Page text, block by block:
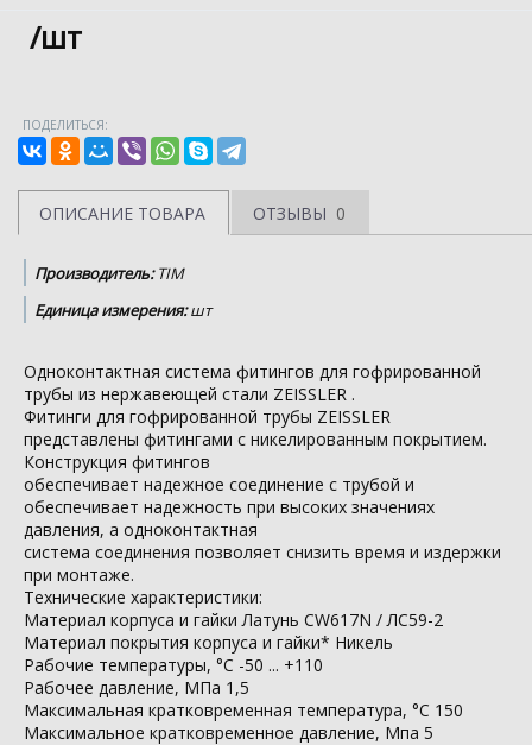
/шт
ПОДЕЛИТЬСЯ:
ОПИСАНИЕ ТОВАРА ОТЗЫВЫ 0
Производитель:TIM
Единица измерения:шт
Одноконтактная система фитингов для гофрированной
трубы из нержавеющей стали ZEISSLER .
Фитинги для гофрированной трубы ZEISSLER
представлены фитингами с никелированным покрытием.
Конструкция фитингов
обеспечивает надежное соединение с трубой и
обеспечивает надежность при высоких значениях
давления, а одноконтактная
система соединения позволяет снизить время и издержки
при монтаже.
Технические характеристики:
Материал корпуса и гайки Латунь CW617N / ЛС59-2
Материал покрытия корпуса и гайки* Никель
Рабочие температуры, °С -50 ... +110
Рабочее давление, МПа 1,5
Максимальная кратковременная температура, °С 150
Максимальное кратковременное давление, Мпа 5